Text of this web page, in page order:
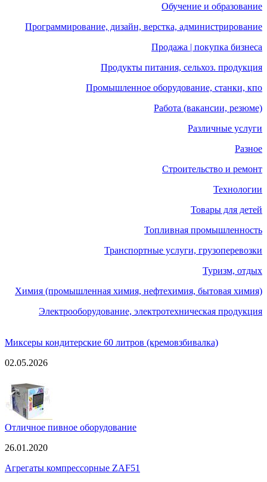
Обучение и образование
Программирование, дизайн, верстка, администрирование
Продажа | покупка бизнеса
Продукты питания, сельхоз. продукция
Промышленное оборудование, станки, кпо
Работа (вакансии, резюме)
Различные услуги
Разное
Строительство и ремонт
Технологии
Товары для детей
Топливная промышленность
Транспортные услуги, грузоперевозки
Туризм, отдых
Химия (промышленная химия, нефтехимия, бытовая химия)
Электрооборудование, электротехническая продукция
Миксеры кондитерские 60 литров (кремовзбивалка)
02.05.2026
Отличное пивное оборудование
26.01.2020
Агрегаты компрессорные ZAF51